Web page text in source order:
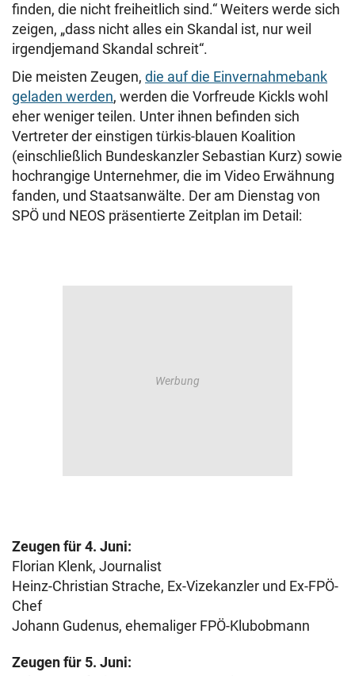
finden, die nicht freiheitlich sind.“ Weiters werde sich
zeigen, „dass nicht alles ein Skandal ist, nur weil
irgendjemand Skandal schreit“.
Die meisten Zeugen, die auf die Einvernahmebank
geladen werden, werden die Vorfreude Kickls wohl
eher weniger teilen. Unter ihnen befinden sich
Vertreter der einstigen türkis-blauen Koalition
(einschließlich Bundeskanzler Sebastian Kurz) sowie
hochrangige Unternehmer, die im Video Erwähnung
fanden, und Staatsanwälte. Der am Dienstag von
SPÖ und NEOS präsentierte Zeitplan im Detail:
Zeugen für 4. Juni:
Florian Klenk, Journalist
Heinz-Christian Strache, Ex-Vizekanzler und Ex-FPÖ-
Chef
Johann Gudenus, ehemaliger FPÖ-Klubobmann
Zeugen für 5. Juni: